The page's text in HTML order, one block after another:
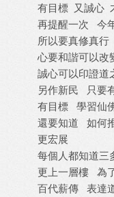
有目標 又誠心
再提醒一次 今
所以要真修真行
心要和諧可以改
誠心可以印證道
另作新民 只要
有目標 學習仙
還要知道 如何
更宏展
每個人都知道三
更上一層樓 為
百代薪傳 表達